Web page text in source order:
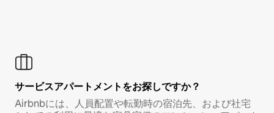
サービスアパートメントをお探しですか？
Airbnbには、人員配置や転勤時の宿泊先、および社宅